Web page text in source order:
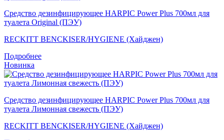
Средство дезинфицирующее HARPIC Power Plus 700мл для
туалета Original (ПЭУ)
RECKITT BENCKISER/HYGIENE (Хайджен)
Подробнее
Новинка
Средство дезинфицирующее HARPIC Power Plus 700мл для
туалета Лимонная свежесть (ПЭУ)
RECKITT BENCKISER/HYGIENE (Хайджен)